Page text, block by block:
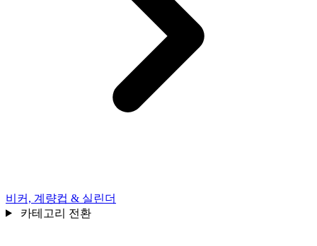
비커, 계량컵 & 실린더
카테고리 전환